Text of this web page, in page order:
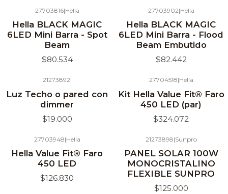
27703816|Hella
Hella BLACK MAGIC
6LED Mini Barra - Spot
Beam
$80.534
27703902|Hella
Hella BLACK MAGIC
6LED Mini Barra - Flood
Beam Embutido
$82.442
21273892|
Luz Techo o pared con
dimmer
$19.000
27704518|Hella
Kit Hella Value Fit® Faro
450 LED (par)
$324.072
27703948|Hella
Hella Value Fit® Faro
450 LED
$126.830
21273898|Sunpro
PANEL SOLAR 100W
MONOCRISTALINO
FLEXIBLE SUNPRO
$125.000